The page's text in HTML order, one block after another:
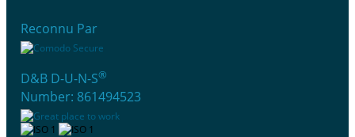
Reconnu Par
D&B D-U-N-S®
Number: 861494523